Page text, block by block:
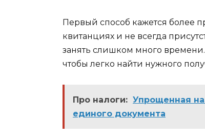
Первый способ кажется более
квитанциях и не всегда
занять слишком много времени.
чтобы легко найти нужного
Про налоги: Упрощенная
единого документа